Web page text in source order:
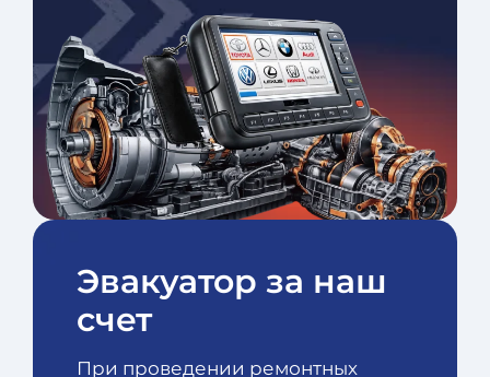
Эвакуатор за наш
счет
При проведении ремонтных